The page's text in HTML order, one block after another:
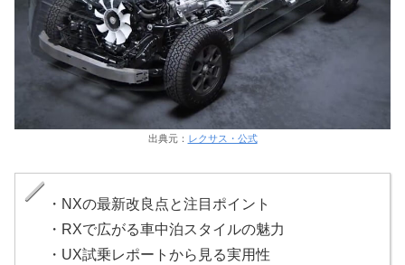
出典元： レクサス・公式
・NXの最新改良点と注目ポイント
・RXで広がる車中泊スタイルの魅力
・UX試乗レポートから見る実用性